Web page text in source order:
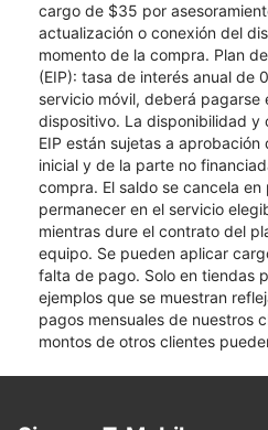
cargo de $35 por
actualización o conexión del
momento de la compra. Plan
(EIP): tasa de interés anual de
servicio móvil, deberá pagarse
dispositivo. La disponibilidad y
EIP están sujetas a
inicial y de la parte no
compra. El saldo se cancela
permanecer en el servicio
mientras dure el contrato del
equipo. Se pueden aplicar
falta de pago. Solo en tiendas
ejemplos que se muestran
pagos mensuales de nuestros
montos de otros clientes